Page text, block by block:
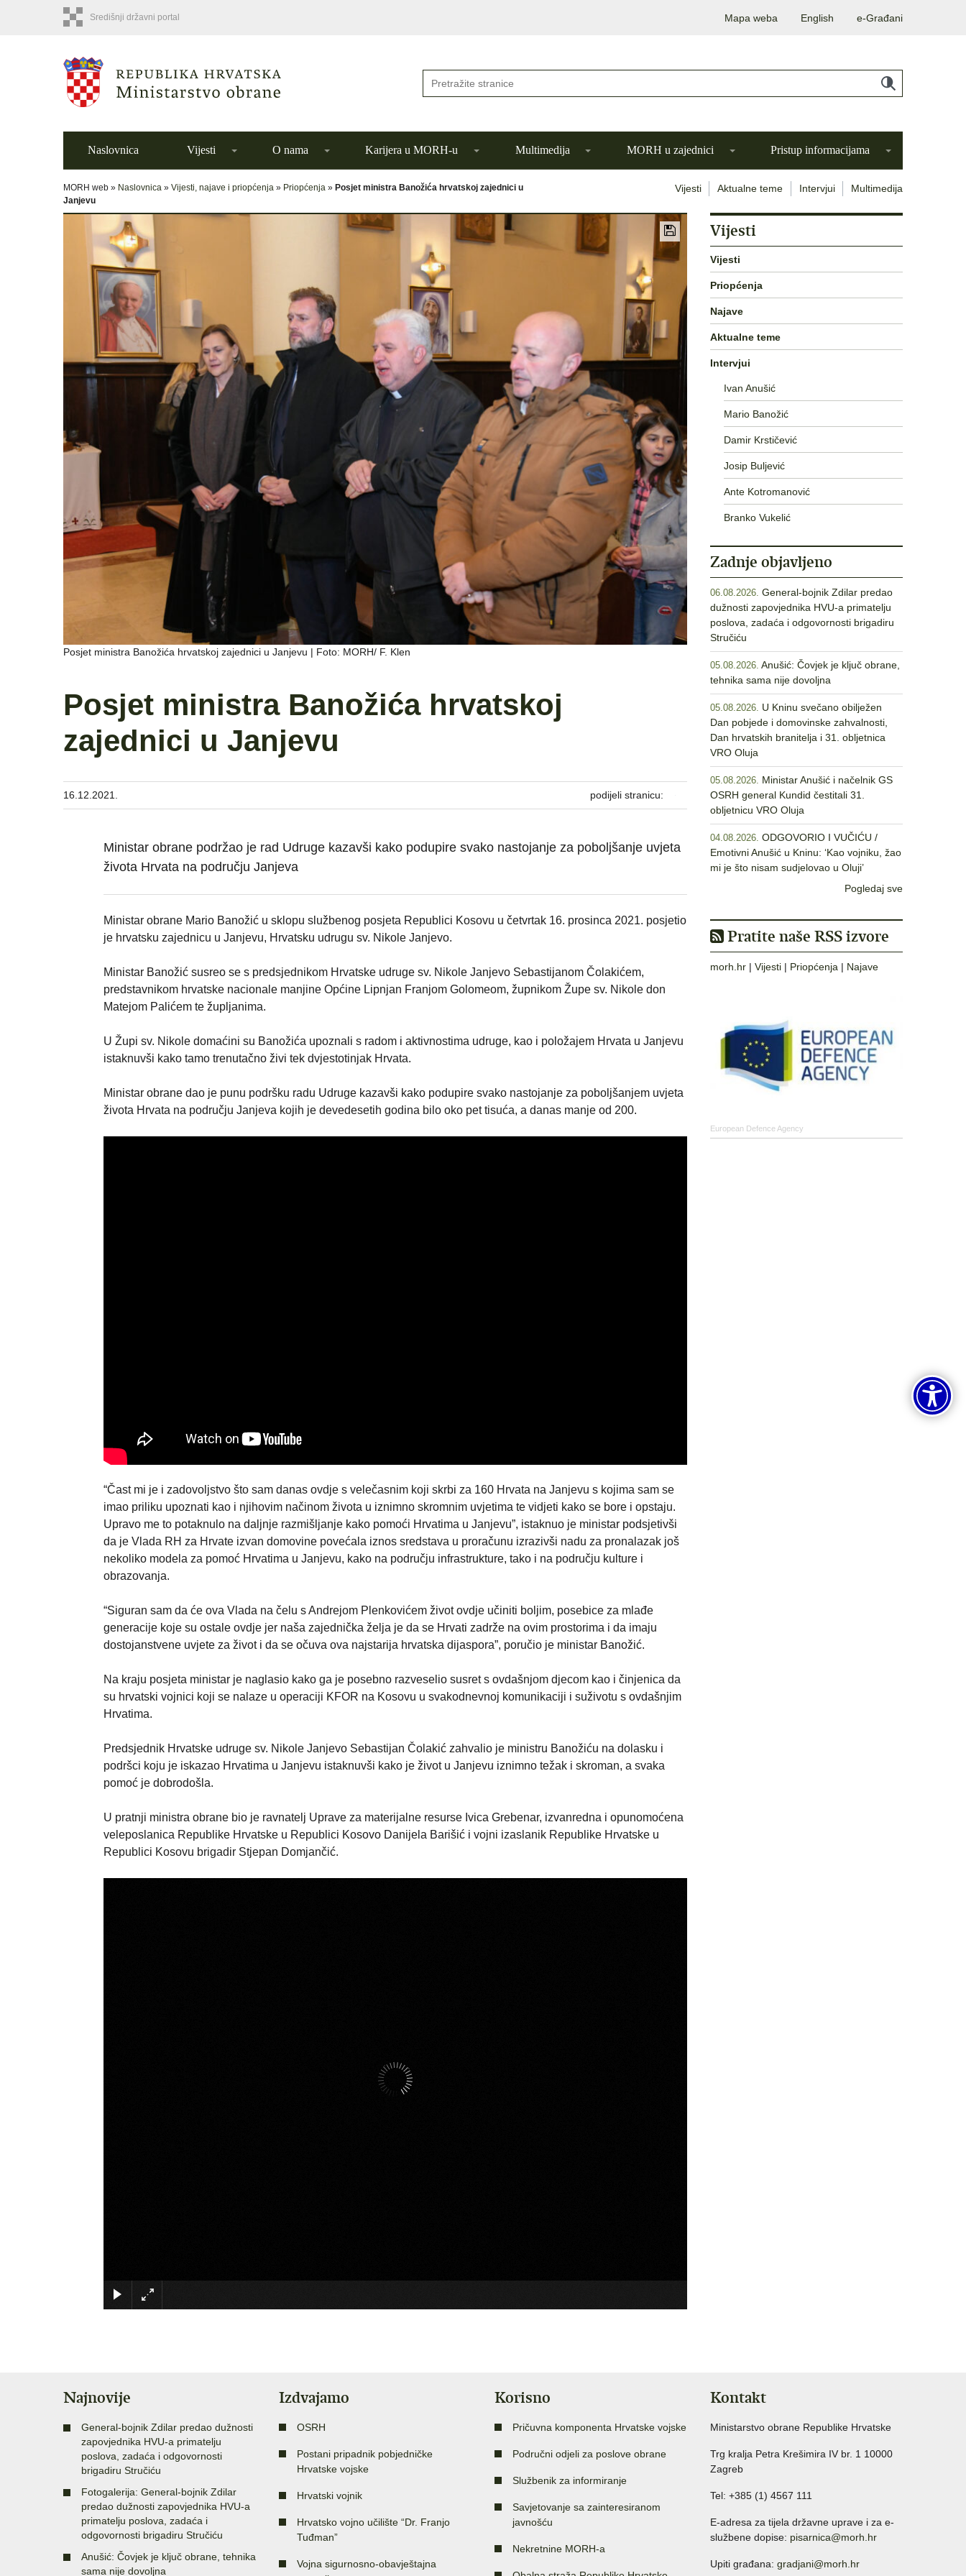
Središnji državni portal Mapa weba English e-Građani
Naslovnica Vijesti O nama Karijera u MORH-u Multimedija MORH u zajednici Pristup informacijama
MORH web » Naslovnica » Vijesti, najave i priopćenja » Priopćenja » Posjet ministra Banožića hrvatskoj zajednici u
Janjevu
Vijesti Aktualne teme Intervjui Multimedija
Posjet ministra Banožića hrvatskoj zajednici u Janjevu | Foto: MORH/ F. Klen
Posjet ministra Banožića hrvatskoj
zajednici u Janjevu
16.12.2021. podijeli stranicu:
Ministar obrane podržao je rad Udruge kazavši kako podupire svako nastojanje za poboljšanje uvjeta
života Hrvata na području Janjeva
Ministar obrane Mario Banožić u sklopu službenog posjeta Republici Kosovu u četvrtak 16. prosinca 2021. posjetio
je hrvatsku zajednicu u Janjevu, Hrvatsku udrugu sv. Nikole Janjevo.
Ministar Banožić susreo se s predsjednikom Hrvatske udruge sv. Nikole Janjevo Sebastijanom Čolakićem,
predstavnikom hrvatske nacionale manjine Općine Lipnjan Franjom Golomeom, župnikom Župe sv. Nikole don
Matejom Palićem te župljanima.
U Župi sv. Nikole domaćini su Banožića upoznali s radom i aktivnostima udruge, kao i položajem Hrvata u Janjevu
istaknuvši kako tamo trenutačno živi tek dvjestotinjak Hrvata.
Ministar obrane dao je punu podršku radu Udruge kazavši kako podupire svako nastojanje za poboljšanjem uvjeta
života Hrvata na području Janjeva kojih je devedesetih godina bilo oko pet tisuća, a danas manje od 200.
“Čast mi je i zadovoljstvo što sam danas ovdje s velečasnim koji skrbi za 160 Hrvata na Janjevu s kojima sam se
imao priliku upoznati kao i njihovim načinom života u iznimno skromnim uvjetima te vidjeti kako se bore i opstaju.
Upravo me to potaknulo na daljnje razmišljanje kako pomoći Hrvatima u Janjevu”, istaknuo je ministar podsjetivši
da je Vlada RH za Hrvate izvan domovine povećala iznos sredstava u proračunu izrazivši nadu za pronalazak još
nekoliko modela za pomoć Hrvatima u Janjevu, kako na području infrastrukture, tako i na području kulture i
obrazovanja.
“Siguran sam da će ova Vlada na čelu s Andrejom Plenkovićem život ovdje učiniti boljim, posebice za mlađe
generacije koje su ostale ovdje jer naša zajednička želja je da se Hrvati zadrže na ovim prostorima i da imaju
dostojanstvene uvjete za život i da se očuva ova najstarija hrvatska dijaspora”, poručio je ministar Banožić.
Na kraju posjeta ministar je naglasio kako ga je posebno razveselio susret s ovdašnjom djecom kao i činjenica da
su hrvatski vojnici koji se nalaze u operaciji KFOR na Kosovu u svakodnevnoj komunikaciji i suživotu s ovdašnjim
Hrvatima.
Predsjednik Hrvatske udruge sv. Nikole Janjevo Sebastijan Čolakić zahvalio je ministru Banožiću na dolasku i
podršci koju je iskazao Hrvatima u Janjevu istaknuvši kako je život u Janjevu iznimno težak i skroman, a svaka
pomoć je dobrodošla.
U pratnji ministra obrane bio je ravnatelj Uprave za materijalne resurse Ivica Grebenar, izvanredna i opunomoćena
veleposlanica Republike Hrvatske u Republici Kosovo Danijela Barišić i vojni izaslanik Republike Hrvatske u
Republici Kosovu brigadir Stjepan Domjančić.
Vijesti
Vijesti
Priopćenja
Najave
Aktualne teme
Intervjui
Ivan Anušić
Mario Banožić
Damir Krstičević
Josip Buljević
Ante Kotromanović
Branko Vukelić
Zadnje objavljeno
06.08.2026. General-bojnik Zdilar predao
dužnosti zapovjednika HVU-a primatelju
poslova, zadaća i odgovornosti brigadiru
Stručiću
05.08.2026. Anušić: Čovjek je ključ obrane,
tehnika sama nije dovoljna
05.08.2026. U Kninu svečano obilježen
Dan pobjede i domovinske zahvalnosti,
Dan hrvatskih branitelja i 31. obljetnica
VRO Oluja
05.08.2026. Ministar Anušić i načelnik GS
OSRH general Kundid čestitali 31.
obljetnicu VRO Oluja
04.08.2026. ODGOVORIO I VUČIĆU /
Emotivni Anušić u Kninu: ‘Kao vojniku, žao
mi je što nisam sudjelovao u Oluji’
Pogledaj sve
Pratite naše RSS izvore
morh.hr | Vijesti | Priopćenja | Najave
European Defence Agency
Najnovije
General-bojnik Zdilar predao dužnosti
zapovjednika HVU-a primatelju
poslova, zadaća i odgovornosti
brigadiru Stručiću
Fotogalerija: General-bojnik Zdilar
predao dužnosti zapovjednika HVU-a
primatelju poslova, zadaća i
odgovornosti brigadiru Stručiću
Anušić: Čovjek je ključ obrane, tehnika
sama nije dovoljna
Izdvajamo
OSRH
Postani pripadnik pobjedničke
Hrvatske vojske
Hrvatski vojnik
Hrvatsko vojno učilište “Dr. Franjo
Tuđman”
Vojna sigurnosno-obavještajna
Korisno
Pričuvna komponenta Hrvatske vojske
Područni odjeli za poslove obrane
Službenik za informiranje
Savjetovanje sa zainteresiranom
javnošću
Nekretnine MORH-a
Kontakt
Ministarstvo obrane Republike Hrvatske
Trg kralja Petra Krešimira IV br. 1 10000
Zagreb
Tel: +385 (1) 4567 111
E-adresa za tijela državne uprave i za e-
službene dopise: pisarnica@morh.hr
Upiti građana: gradjani@morh.hr